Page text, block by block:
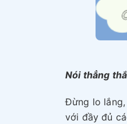
Nói thẳng
Đừng lo
với đầy đủ